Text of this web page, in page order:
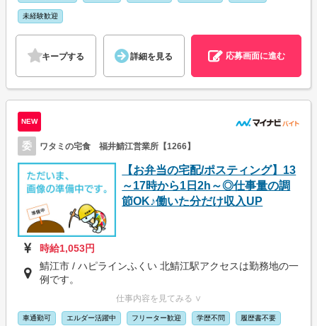
未経験歓迎
キープする 詳細を見る 応募画面に進む
NEW
委 ワタミの宅食 福井鯖江営業所【1266】
【お弁当の宅配/ポスティング】13
～17時から1日2h～◎仕事量の調
節OK♪働いた分だけ収入UP
時給1,053円
鯖江市 / ハピラインふくい 北鯖江駅アクセスは勤務地の一
例です。
仕事内容を見てみる ∨
車通勤可 エルダー活躍中 フリーター歓迎 学歴不問 履歴書不要